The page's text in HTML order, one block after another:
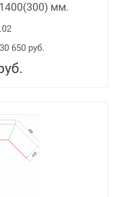
мм.
650 руб.